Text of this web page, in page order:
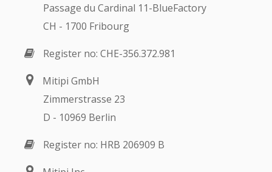
Passage du Cardinal 11-BlueFactory
CH - 1700 Fribourg
Register no: CHE-356.372.981
Mitipi GmbH
Zimmerstrasse 23
D - 10969 Berlin
Register no: HRB 206909 B